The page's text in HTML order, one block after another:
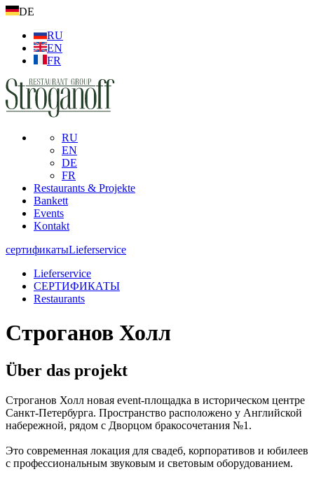
DE
RU
EN
FR
RU
EN
DE
FR
Restaurants & Projekte
Bankett
Events
Kontakt
сертификатыLieferservice
Lieferservice
СЕРТИФИКАТЫ
Restaurants
Строганов Холл
Über das projekt
Строганов Холл новая event-площадка в историческом центре
Санкт-Петербурга. Пространство расположено у Английской
набережной, рядом с Дворцом бракосочетания №1.
Это современная локация для свадеб, корпоративов и юбилеев
с профессиональным звуковым и световым оборудованием.